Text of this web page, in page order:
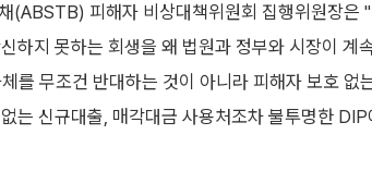
(ABSTB) 피해자 비상대책위원회 집행위원장은
하지 못하는 회생을 왜 법원과 정부와 시장이 계
를 무조건 반대하는 것이 아니라 피해자 보호 없
는 신규대출, 매각대금 사용처조차 불투명한